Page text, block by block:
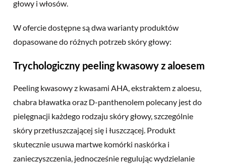
głowy i włosów.
W ofercie dostępne są dwa warianty produktów
dopasowane do różnych potrzeb skóry głowy:
Trychologiczny peeling kwasowy z aloesem
Peeling kwasowy z kwasami AHA, ekstraktem z aloesu,
chabra bławatka oraz D-panthenolem polecany jest do
pielęgnacji każdego rodzaju skóry głowy, szczególnie
skóry przetłuszczającej się i łuszczącej. Produkt
skutecznie usuwa martwe komórki naskórka i
zanieczyszczenia, jednocześnie regulując wydzielanie